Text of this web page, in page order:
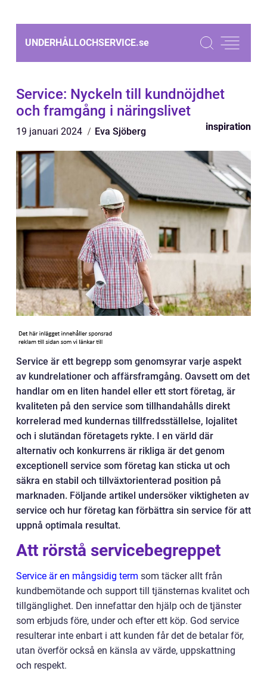
UNDERHÅLLOCHSERVICE.se
Service: Nyckeln till kundnöjdhet
och framgång i näringslivet
19 januari 2024 Eva Sjöberg inspiration
Service är ett begrepp som genomsyrar varje aspekt
av kundrelationer och affärsframgång. Oavsett om det
handlar om en liten handel eller ett stort företag, är
kvaliteten på den service som tillhandahålls direkt
korrelerad med kundernas tillfredsställelse, lojalitet
och i slutändan företagets rykte. I en värld där
alternativ och konkurrens är rikliga är det genom
exceptionell service som företag kan sticka ut och
säkra en stabil och tillväxtorienterad position på
marknaden. Följande artikel undersöker viktigheten av
service och hur företag kan förbättra sin service för att
uppnå optimala resultat.
Att rörstå servicebegreppet
Service är en mångsidig term som täcker allt från
kundbemötande och support till tjänsternas kvalitet och
tillgänglighet. Den innefattar den hjälp och de tjänster
som erbjuds före, under och efter ett köp. God service
resulterar inte enbart i att kunden får det de betalar för,
utan överför också en känsla av värde, uppskattning
och respekt.